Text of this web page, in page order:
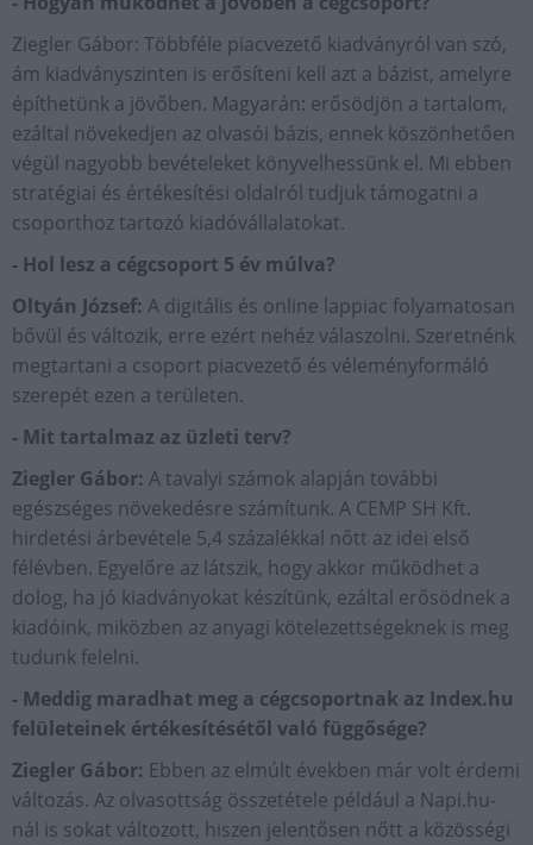
Ziegler Gábor: Többféle piacvezető kiadványról van szó,
ám kiadványszinten is erősíteni kell azt a bázist, amelyre
építhetünk a jövőben. Magyarán: erősödjön a tartalom,
ezáltal növekedjen az olvasói bázis, ennek köszönhetően
végül nagyobb bevételeket könyvelhessünk el. Mi ebben
stratégiai és értékesítési oldalról tudjuk támogatni a
csoporthoz tartozó kiadóvállalatokat.
- Hol lesz a cégcsoport 5 év múlva?
Oltyán József: A digitális és online lappiac folyamatosan
bővül és változik, erre ezért nehéz válaszolni. Szeretnénk
megtartani a csoport piacvezető és véleményformáló
szerepét ezen a területen.
- Mit tartalmaz az üzleti terv?
Ziegler Gábor: A tavalyi számok alapján további
egészséges növekedésre számítunk. A CEMP SH Kft.
hirdetési árbevétele 5,4 százalékkal nőtt az idei első
félévben. Egyelőre az látszik, hogy akkor működhet a
dolog, ha jó kiadványokat készítünk, ezáltal erősödnek a
kiadóink, miközben az anyagi kötelezettségeknek is meg
tudunk felelni.
- Meddig maradhat meg a cégcsoportnak az Index.hu
felületeinek értékesítésétől való függősége?
Ziegler Gábor: Ebben az elmúlt években már volt érdemi
változás. Az olvasottság összetétele például a Napi.hu-
nál is sokat változott, hiszen jelentősen nőtt a közösségi